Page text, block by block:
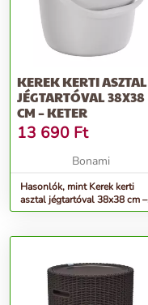
KEREK KERTI ASZTAL
JÉGTARTÓVAL 38X38
CM – KETER
13 690 Ft
Bonami
Hasonlók, mint Kerek kerti
asztal jégtartóval 38x38 cm –
Keter